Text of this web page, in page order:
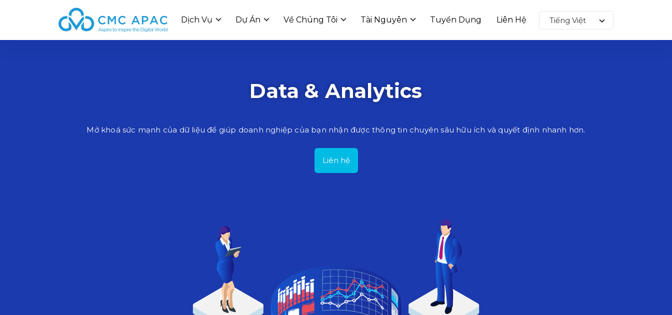
Dịch Vụ Dự Án Về Chúng Tôi Tài Nguyên Tuyển Dụng Liên Hệ
Data & Analytics
Mở khoá sức mạnh của dữ liệu để giúp doanh nghiệp của bạn nhận được thông tin chuyên sâu hữu ích và quyết định nhanh hơn.
Liên hệ